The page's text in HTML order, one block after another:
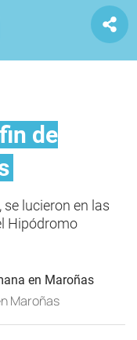
de
lucieron en las
Hipódromo
Maroñas